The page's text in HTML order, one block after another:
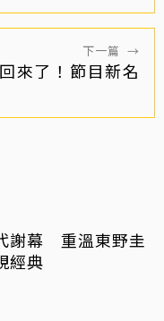
下一篇 →
來了！節目新名
謝幕 重溫東野圭
經典